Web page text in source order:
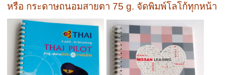
หรือ กระดาษถนอมสายตา 75 g. จัดพิมพ์โลโก้ทุกหน้า